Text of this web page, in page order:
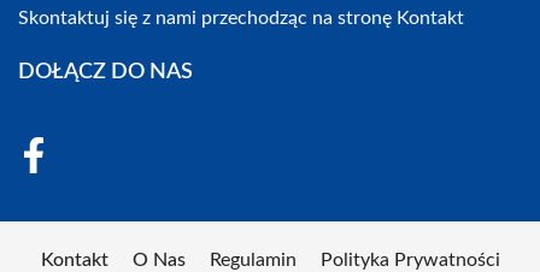
Skontaktuj się z nami przechodząc na stronę Kontakt
DOŁĄCZ DO NAS
Kontakt O Nas Regulamin Polityka Prywatności